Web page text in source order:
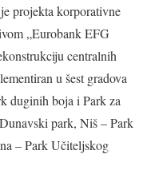
projekta korporativne
„Eurobank EFG
centralnih
u šest gradova
duginih boja i Park za
park, Niš – Park
– Park Učiteljskog